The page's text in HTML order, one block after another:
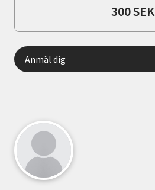
300 SEK
Anmäl dig